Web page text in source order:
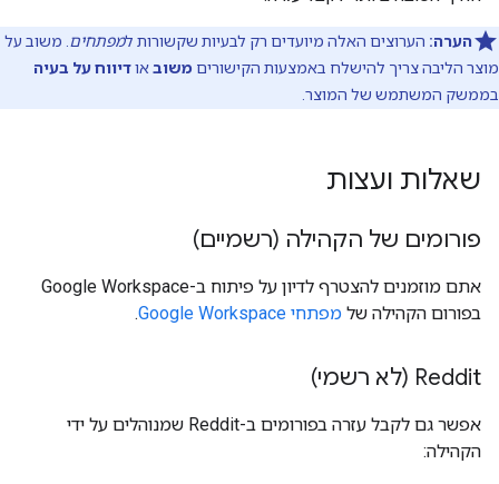
הערה: הערוצים האלה מיועדים רק לבעיות שקשורות למפתחים . משוב על
מוצר הליבה צריך להישלח באמצעות הקישורים משובאודיווח על בעיה
בממשק המשתמש של המוצר.
שאלות ועצות
פורומים של הקהילה (רשמיים)
אתם מוזמנים להצטרף לדיון על פיתוח ב-Google Workspace
בפורום הקהילה של מפתחי Google Workspace .
Reddit (לא רשמי)
אפשר גם לקבל עזרה בפורומים ב-Reddit שמנוהלים על ידי
הקהילה: